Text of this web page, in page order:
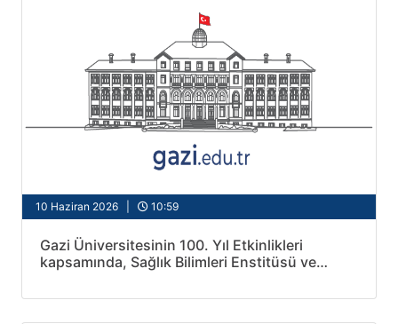
10 Haziran 2026 | 10:59
Gazi Üniversitesinin 100. Yıl Etkinlikleri
kapsamında, Sağlık Bilimleri Enstitüsü ve
birliğiyle düzenlenen "Ekrandan Sahaya